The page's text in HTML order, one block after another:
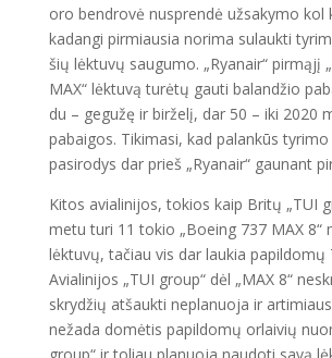
oro bendrovė nusprendė užsakymo kol
kadangi pirmiausia norima sulaukti
šių lėktuvų saugumo. „Ryanair“ pirmąjį
MAX“ lėktuvą turėtų gauti balandžio
du – gegužę ir birželį, dar 50 – iki 2020
pabaigos. Tikimasi, kad palankūs
pasirodys dar prieš „Ryanair“ gaunant
Kitos avialinijos, tokios kaip Britų „TUI
metu turi 11 tokio „Boeing 737 MAX 8“
lėktuvų, tačiau vis dar laukia papildomų
Avialinijos „TUI group“ dėl „MAX 8“
skrydžių atšaukti neplanuoja ir
nežada domėtis papildomų orlaivių